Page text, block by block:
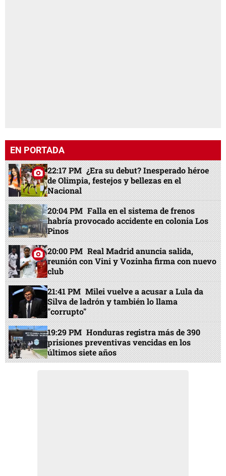
EN PORTADA
22:17 PM ¿Era su debut? Inesperado héroe
de Olimpia, festejos y bellezas en el
Nacional
20:04 PM Falla en el sistema de frenos
habría provocado accidente en colonia Los
Pinos
20:00 PM Real Madrid anuncia salida,
reunión con Vini y Vozinha firma con nuevo
club
21:41 PM Milei vuelve a acusar a Lula da
Silva de ladrón y también lo llama
"corrupto"
19:29 PM Honduras registra más de 390
prisiones preventivas vencidas en los
últimos siete años